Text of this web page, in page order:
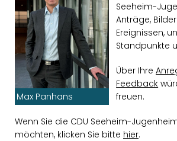
Max Panhans
Seeheim-
Anträge,
Ereignissen,
Standpunkte
Über Ihre
Feedback
freuen.
Wenn Sie die CDU Seeheim-
möchten, klicken Sie bitte hier.